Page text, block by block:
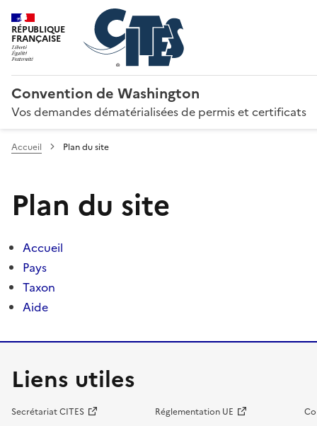
RÉPUBLIQUE
FRANÇAISE
Convention de Washington
Vos demandes dématérialisées de permis et certificats
Accueil Plan du site
Plan du site
Accueil
Pays
Taxon
Aide
Liens utiles
Secrétariat CITES Réglementation UE